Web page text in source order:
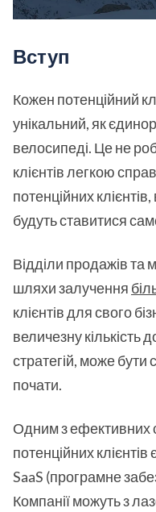
Вступ
Кожен потенційний
унікальний, як
велосипеді. Це не
клієнтів легкою
потенційних
будуть ставитися
Відділи продажів та
шляхи залучення
клієнтів для свого
величезну кількість
стратегій, може бути
почати.
Одним з ефективних
потенційних
SaaS (програмне
Компанії можуть з